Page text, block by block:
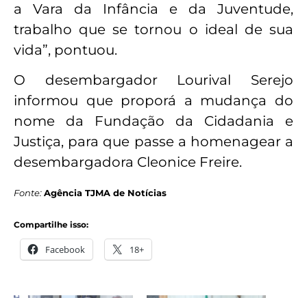
a Vara da Infância e da Juventude,
trabalho que se tornou o ideal de sua
vida”, pontuou.
O desembargador Lourival Serejo
informou que proporá a mudança do
nome da Fundação da Cidadania e
Justiça, para que passe a homenagear a
desembargadora Cleonice Freire.
Fonte:Agência TJMA de Notícias
Compartilhe isso:
Facebook 18+